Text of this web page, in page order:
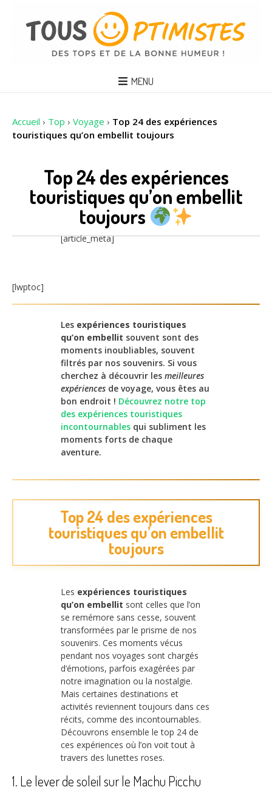
MENU
Accueil › Top › Voyage › Top 24 des expériences
touristiques qu’on embellit toujours
Top 24 des expériences
touristiques qu’on embellit
toujours
[article_meta]
[lwptoc]
Les expériences touristiques
qu’on embellit souvent sont des
moments inoubliables, souvent
filtrés par nos souvenirs. Si vous
cherchez à découvrir les meilleures
expériences de voyage, vous êtes au
bon endroit ! Découvrez notre top
des expériences touristiques
incontournables qui subliment les
moments forts de chaque
aventure.
Top 24 des expériences
touristiques qu’on embellit
toujours
Les expériences touristiques
qu’on embellit sont celles que l’on
se remémore sans cesse, souvent
transformées par le prisme de nos
souvenirs. Ces moments vécus
pendant nos voyages sont chargés
d’émotions, parfois exagérées par
notre imagination ou la nostalgie.
Mais certaines destinations et
activités reviennent toujours dans ces
récits, comme des incontournables.
Découvrons ensemble le top 24 de
ces expériences où l’on voit tout à
travers des lunettes roses.
1. Le lever de soleil sur le Machu Picchu